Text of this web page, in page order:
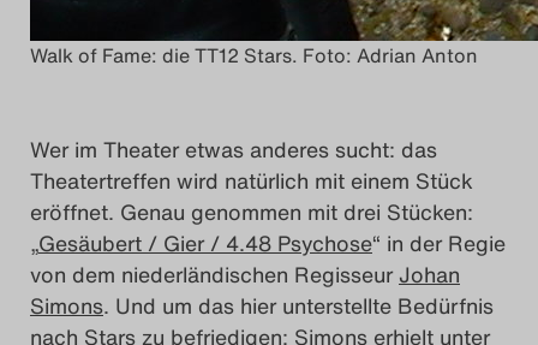
Walk of Fame: die TT12 Stars. Foto: Adrian Anton
Wer im Theater etwas anderes sucht: das
Theatertreffen wird natürlich mit einem Stück
eröffnet. Genau genommen mit drei Stücken:
„Gesäubert / Gier / 4.48 Psychose“ in der Regie
von dem niederländischen RegisseurJohan
Simons. Und um das hier unterstellte Bedürfnis
nach Stars zu befriedigen: Simons erhielt unter